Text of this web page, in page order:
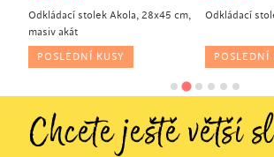
Odkládací stolek Akola, 28x45 cm,
masiv akát
POSLEDNÍ KUSY
Odkládací
POSLEDNÍ
Chcete ještě větší